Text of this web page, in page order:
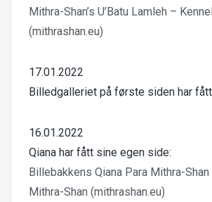
Mithra-Shan’s U’Batu Lamleh –
(mithrashan.eu)
17.01.2022
Billedgalleriet på første siden har
16.01.2022
Qiana har fått sine egen side:
Billebakkens Qiana Para Mithra-Shan
Mithra-Shan (mithrashan.eu)